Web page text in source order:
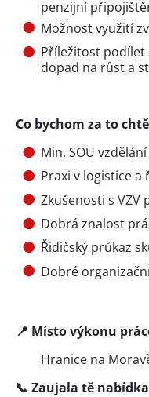
penzijní
Možnost využití
Příležitost podílet
dopad na růst a
Co bychom za to
Min. SOU
Praxi v logistice
Zkušenosti s VZV
Dobrá znalost
Řidičský průkaz
Dobré
📍 Místo výkonu
Hranice na
📞 Zaujala tě